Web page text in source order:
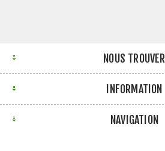
NOUS TROUVER
INFORMATION
NAVIGATION